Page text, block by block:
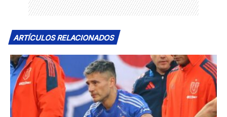
ARTÍCULOS RELACIONADOS